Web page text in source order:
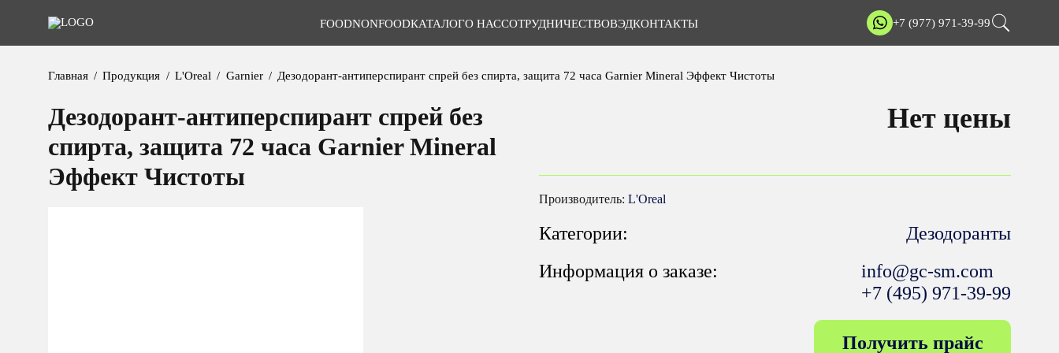
FOODNONFOODКАТАЛОГО НАССОТРУДНИЧЕСТВОВЭДКОНТАКТЫ +7 (977) 971-39-99
Главная Продукция L'Oreal Garnier Дезодорант-антиперспирант спрей без спирта, защита 72 часа Garnier Mineral Эффект Чистоты
Дезодорант-антиперспирант спрей без
спирта, защита 72 часа Garnier Mineral
Эффект Чистоты
Нет цены
Производитель:L'Oreal
Категории:
Дезодоранты
Информация о заказе:
info@gc-sm.com
+7 (495) 971-39-99
Получить прайс